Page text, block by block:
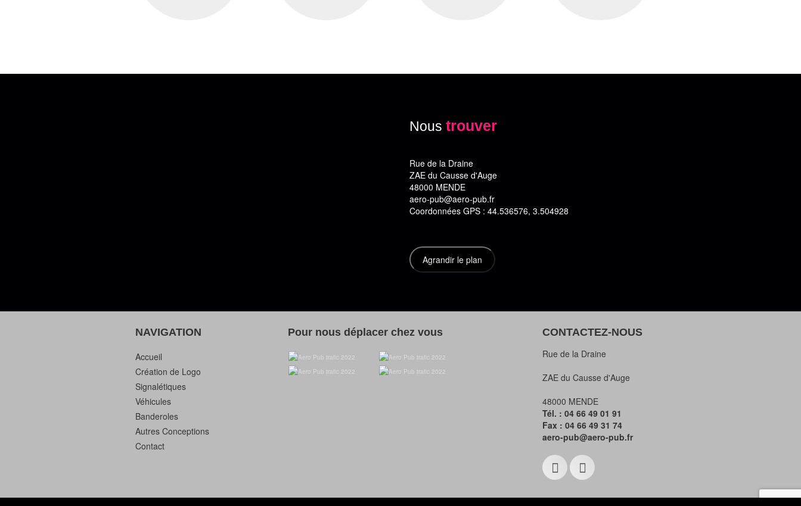
Nous trouver
Rue de la Draine
ZAE du Causse d'Auge
48000 MENDE
aero-pub@aero-pub.fr
Coordonnées GPS : 44.536576, 3.504928
NAVIGATION
Accueil
Création de Logo
Signalétiques
Véhicules
Banderoles
Autres Conceptions
Contact
Pour nous déplacer chez vous
CONTACTEZ-NOUS
Rue de la Draine
ZAE du Causse d'Auge
48000 MENDE
Tél. : 04 66 49 01 91
Fax : 04 66 49 31 74
aero-pub@aero-pub.fr